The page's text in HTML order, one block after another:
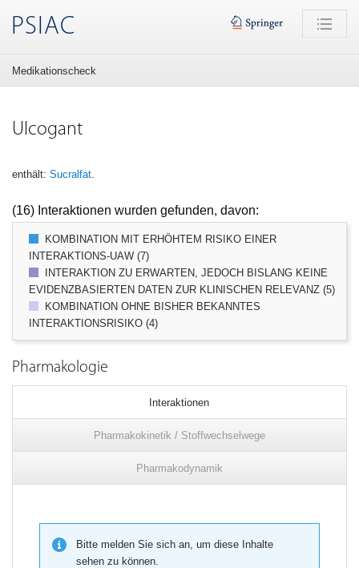
PSIAC
Medikationscheck
Ulcogant
enthält: Sucralfat.
(16) Interaktionen wurden gefunden, davon:
KOMBINATION MIT ERHÖHTEM RISIKO EINER
INTERAKTIONS-UAW (7)
INTERAKTION ZU ERWARTEN, JEDOCH BISLANG KEINE
EVIDENZBASIERTEN DATEN ZUR KLINISCHEN RELEVANZ (5)
KOMBINATION OHNE BISHER BEKANNTES
INTERAKTIONSRISIKO (4)
Pharmakologie
Interaktionen
Pharmakokinetik / Stoffwechselwege
Pharmakodynamik
Bitte melden Sie sich an, um diese Inhalte
sehen zu können.